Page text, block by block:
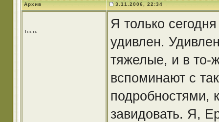
Архив 3.11.2006, 22:34
Гость
Я только
удивлен.
тяжелые, и в то-
вспоминают с
подробностями,
завидовать. Я,